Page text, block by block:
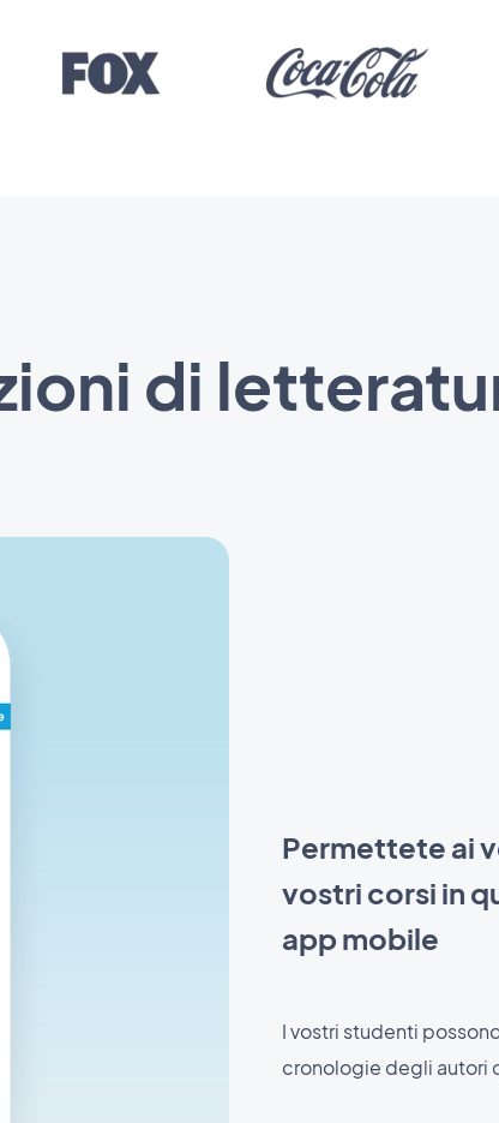
di
Permettete ai
vostri corsi in
app mobile
I vostri studenti
cronologie degli autori